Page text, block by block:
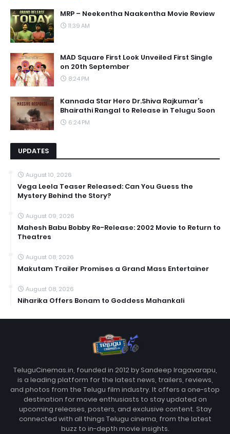
MRP – Neekentha Naakentha Movie Review
11:39 AM
MAD Square First Look Unveiled First Single
on 20th September
8:24 PM
Kannada Star Hero Dr.Shiva Rajkumar’s
Bhairathi Rangal to Release in Telugu Soon
6:24 PM
UPDATES
August 10, 2026
Vega Leela Teaser Released: Can You Guess the
Mystery Behind the Story?
August 09, 2026
Mahesh Babu Bobby Re-Release: 2002 Movie to Return to
Theatres
August 08, 2026
Makutam Trailer Promises a Grand Mass Entertainer
August 08, 2026
Niharika Offers Bonam to Goddess Mahankali
TeluguCinemas.in, founded in 2012 by Sandeep Iragavarapu,
is a leading platform for the latest news, trailers, reviews,
and photos from the Telugu film industry. It offers a one-stop
destination for movie enthusiasts to stay updated on
upcoming releases, posters, and exclusive content. Stay
connected with all things Telugu cinema, from the latest
buzz to in-depth movie insights.